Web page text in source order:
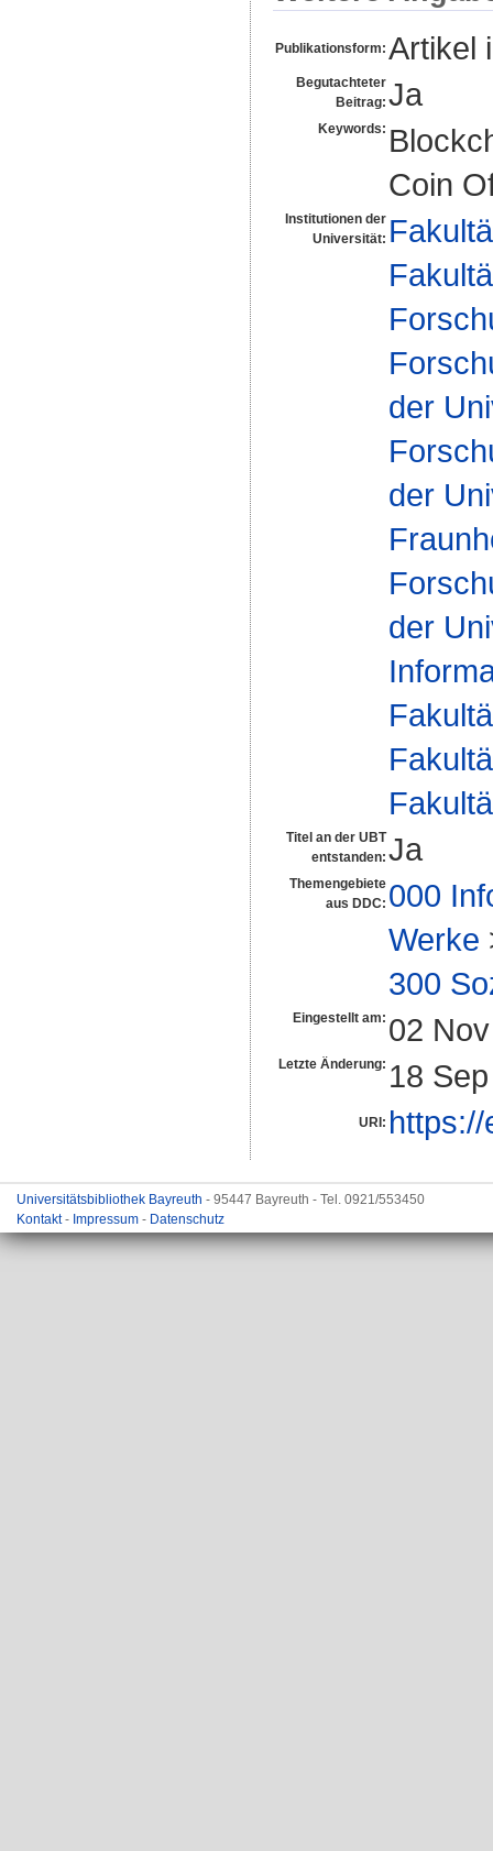
Publikationsform: Artikel
Begutachteter
Beitrag: Ja
Keywords:
Coin
Institutionen der
Universität:
der
der
der
Titel an der UBT
entstanden: Ja
Themengebiete
aus DDC: 000
Werke
300
Eingestellt am: 02
Letzte Änderung: 18
URI:
Universitätsbibliothek Bayreuth - 95447 Bayreuth - Tel. 0921/553450
Kontakt- Impressum - Datenschutz